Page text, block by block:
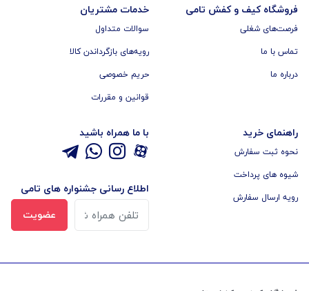
فروشگاه کیف و کفش تامی
فرصت‌های شغلی
تماس با ما
درباره ما
خدمات مشتریان
سوالات متداول
رویه‌های بازگرداندن کالا
حریم خصوصی
قوانین و مقررات
راهنمای خرید
نحوه ثبت سفارش
شیوه های پرداخت
رویه ارسال سفارش
با ما همراه باشید
اطلاع رسانی جشنواره های تامی
عضویت